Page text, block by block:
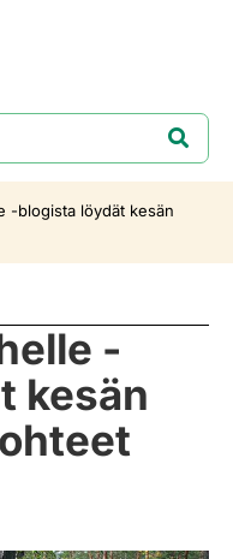
-blogista löydät kesän
-
kesän